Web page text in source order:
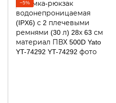
−5%